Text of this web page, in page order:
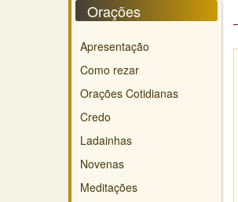
Orações
Apresentação
Como rezar
Orações Cotidianas
Credo
Ladainhas
Novenas
Meditações